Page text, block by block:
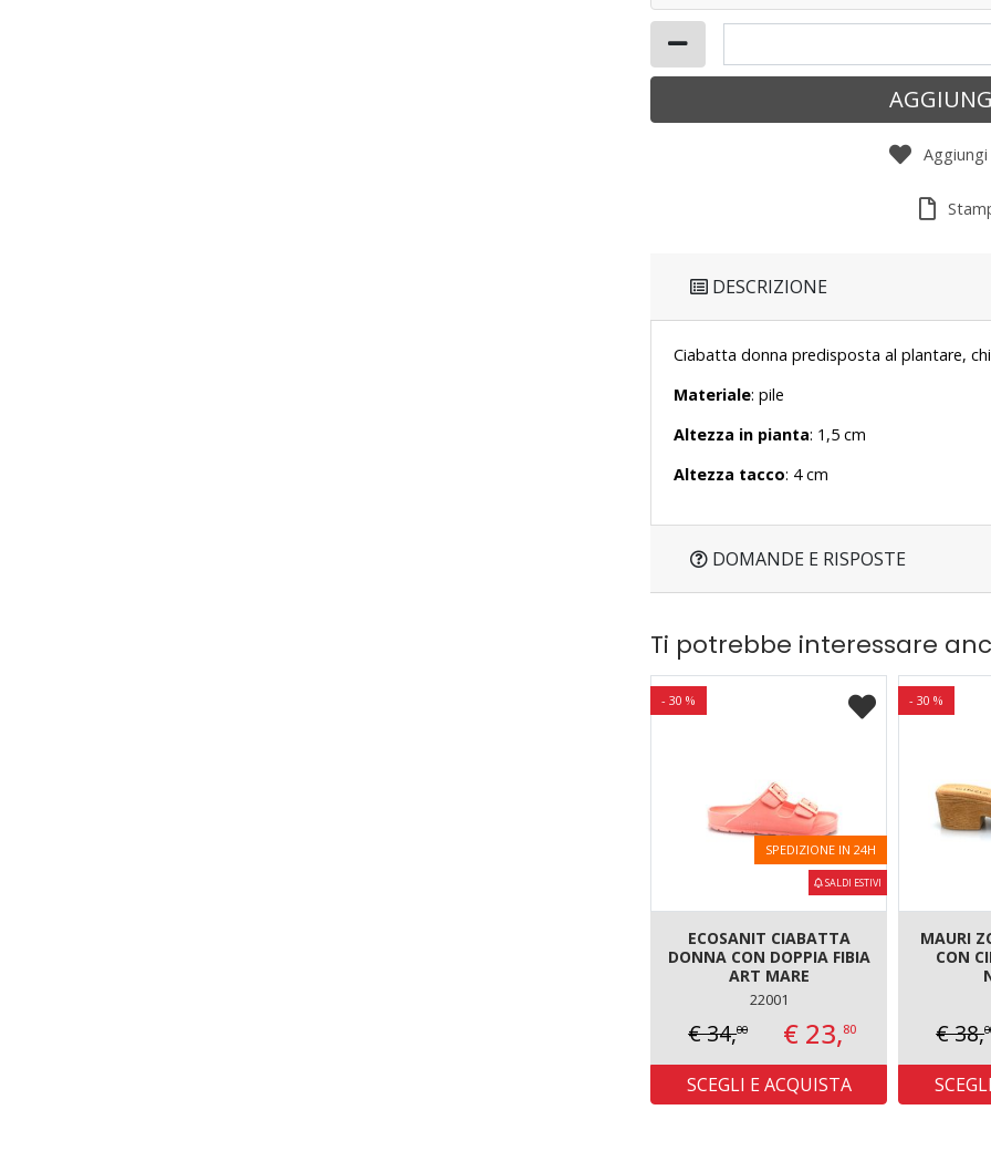
DESCRIZIONE
Ciabatta donna predisposta al plantare,
Materiale: pile
Altezza in pianta: 1,5 cm
Altezza tacco: 4 cm
DOMANDE E RISPOSTE
Ti potrebbe interessare
- 30 %
SPEDIZIONE IN 24H
SALDI ESTIVI
ECOSANIT CIABATTA
DONNA CON DOPPIA FIBIA
ART MARE
22001
€ 34,00 € 23,80
SCEGLI E ACQUISTA
- 30 %
MAURI
CON
€ 38,